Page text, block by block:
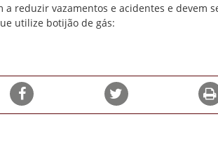
a reduzir vazamentos e acidentes e devem
utilize botijão de gás: